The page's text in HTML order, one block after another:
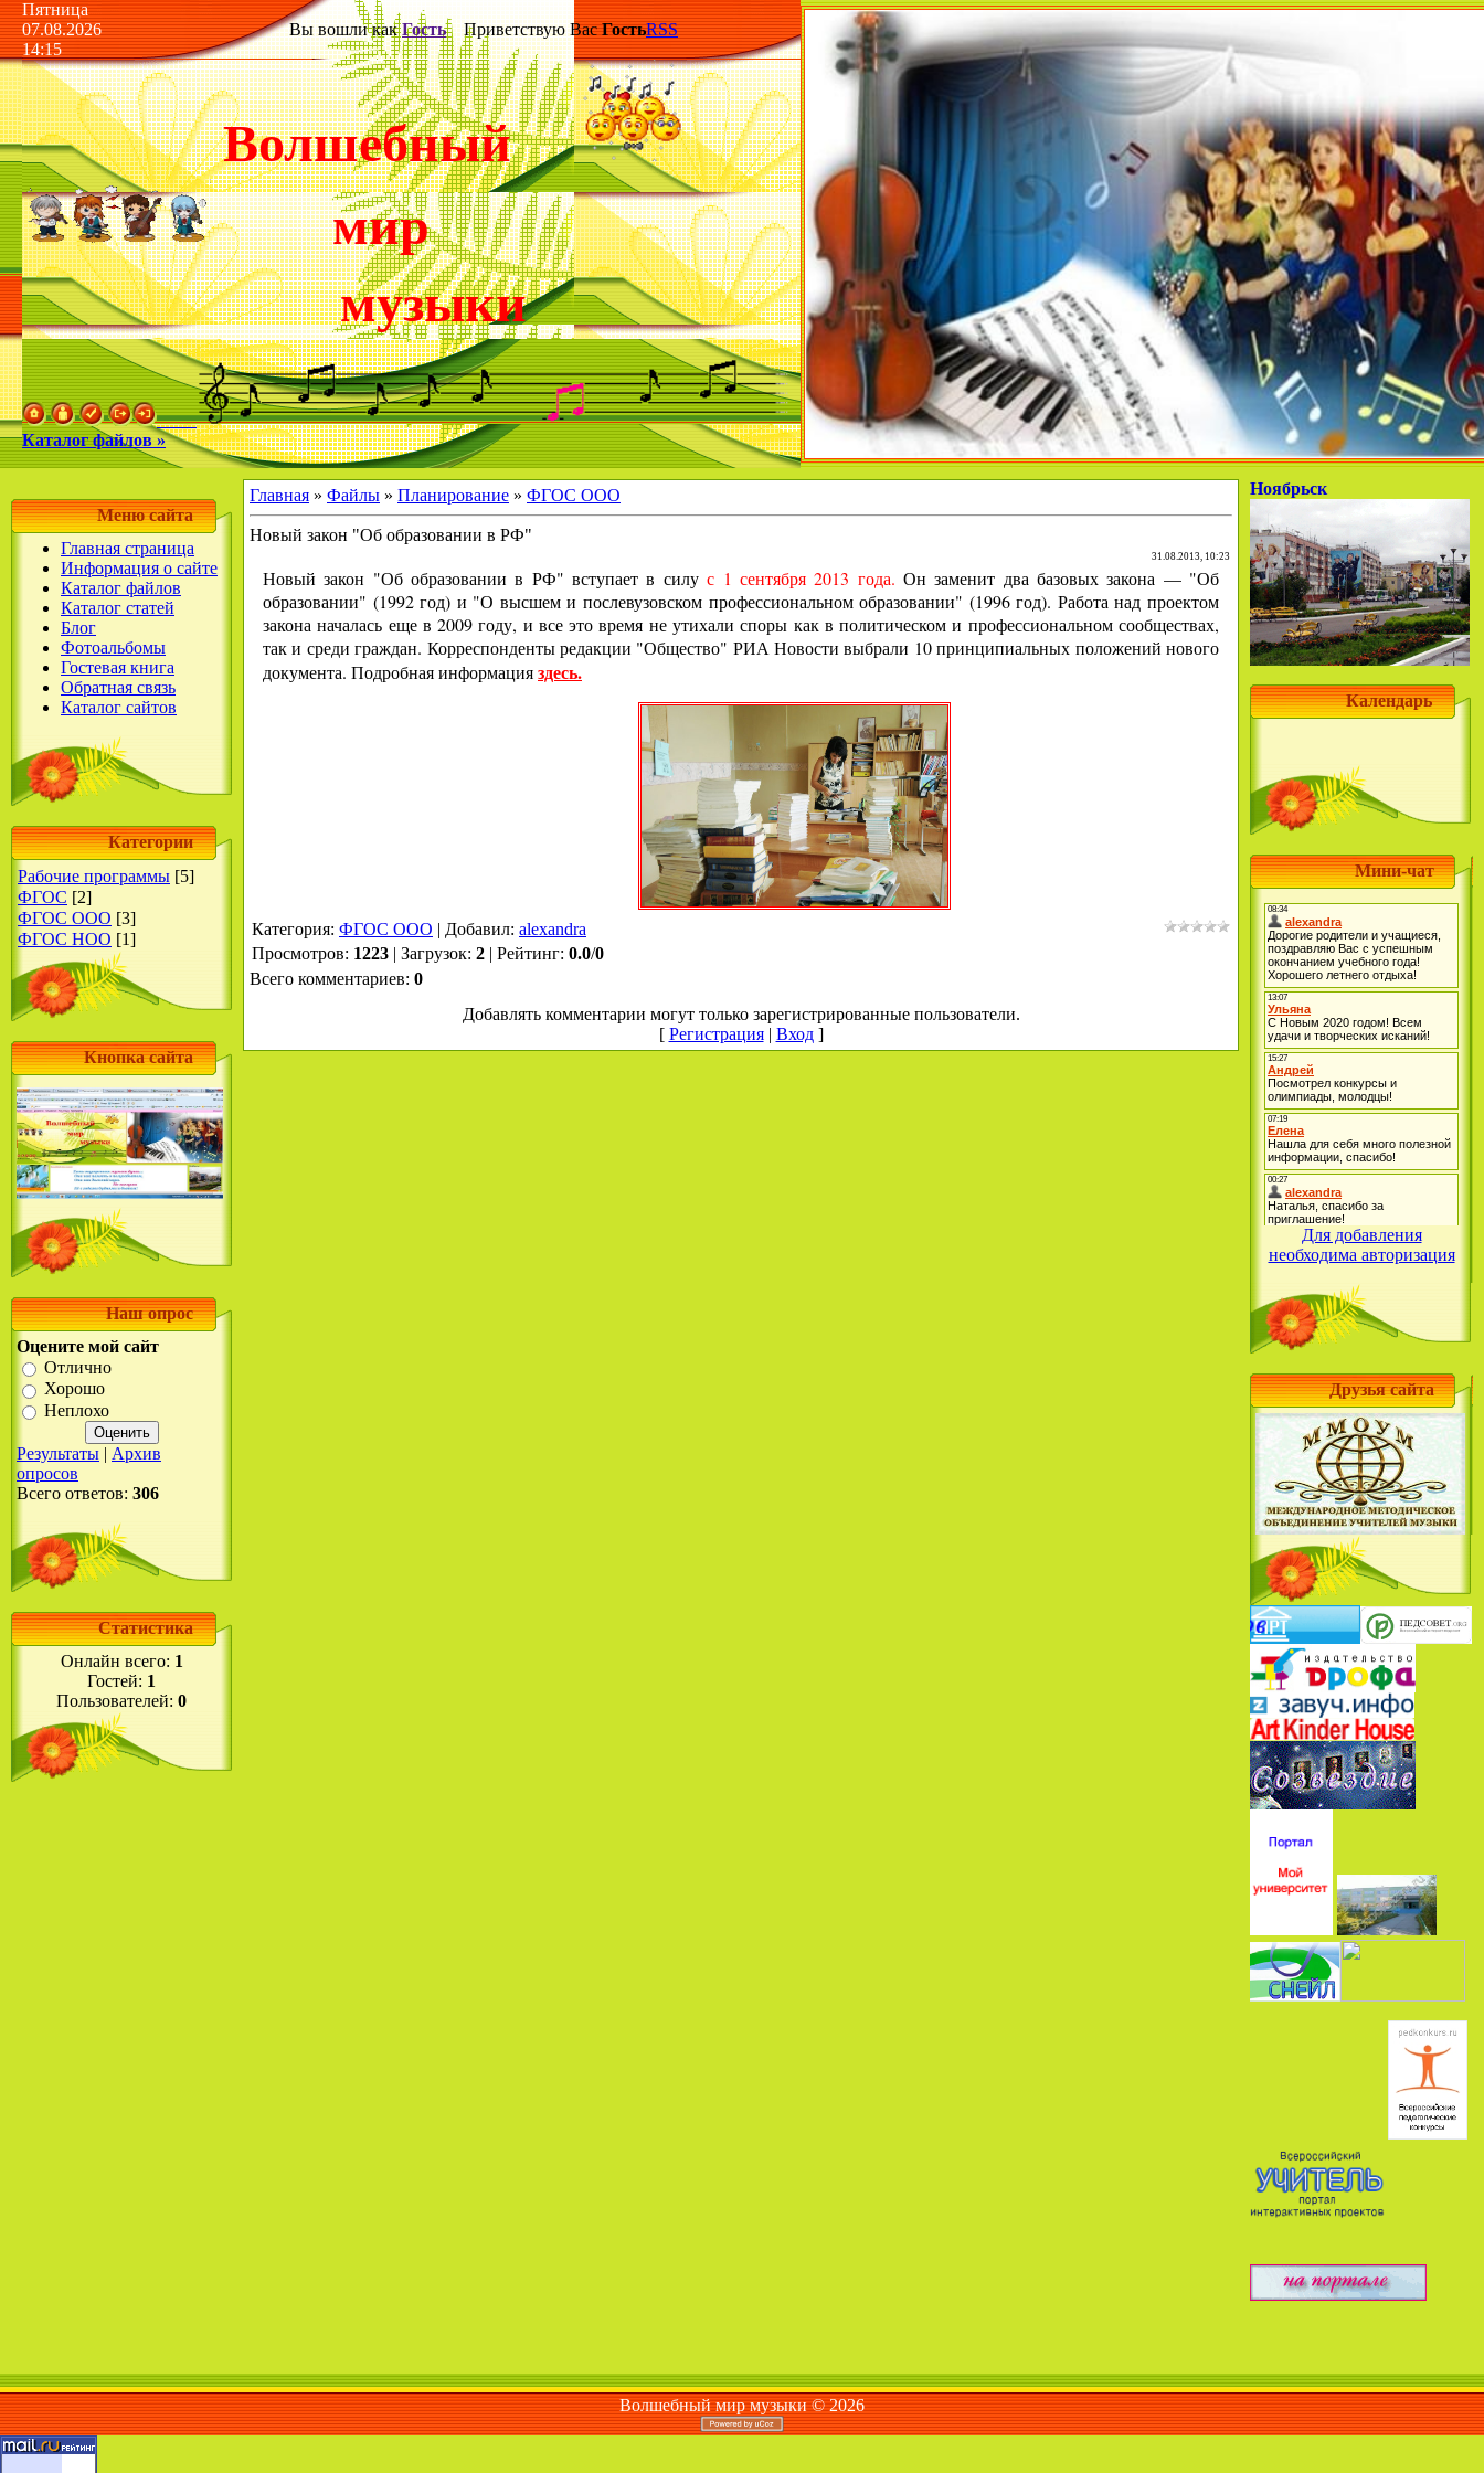
Пятница
07.08.2026
14:15
Вы вошли как ГостьПриветствую Вас ГостьRSS
Волшебный
мир
музыки
Каталог файлов »
Меню сайта
Главная страница
Информация о сайте
Каталог файлов
Каталог статей
Блог
Фотоальбомы
Гостевая книга
Обратная связь
Каталог сайтов
Категории
Рабочие программы [5]
ФГОС [2]
ФГОС ООО [3]
ФГОС НОО [1]
Кнопка сайта
Наш опрос
Оцените мой сайт
Отлично
Хорошо
Неплохо
Результаты | Архив
опросов
Всего ответов: 306
Статистика
Онлайн всего: 1
Гостей: 1
Пользователей: 0
Главная » Файлы » Планирование » ФГОС ООО
Новый закон "Об образовании в РФ"
31.08.2013, 10:23
Новый закон "Об образовании в РФ" вступает в силус 1 сентября 2013 года. Он заменит два базовых закона — "Об
образовании" (1992 год) и "О высшем и послевузовском профессиональном образовании" (1996 год). Работа над проектом
закона началась еще в 2009 году, и все это время не утихали споры как в политическом и профессиональном сообществах,
так и среди граждан. Корреспонденты редакции "Общество" РИА Новости выбрали 10 принципиальных положений нового
документа. Подробная информацияздесь.
Категория: ФГОС ООО | Добавил: alexandra
Просмотров: 1223 | Загрузок: 2 | Рейтинг: 0.0/0
Всего комментариев: 0
Добавлять комментарии могут только зарегистрированные пользователи.
[ Регистрация| Вход]
Ноябрьск
Календарь
Мини-чат
Для добавления
необходима авторизация
Друзья сайта
Волшебный мир музыки © 2026